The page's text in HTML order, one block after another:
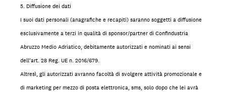
5. Diffusione dei dati
I suoi dati personali (anagrafiche e recapiti) saranno soggetti a diffusione
esclusivamente a terzi in qualità di sponsor/partner di Confindustria
Abruzzo Medio Adriatico, debitamente autorizzati e nominati ai sensi
dell’art. 28 Reg. UE n. 2016/679.
Altresì, gli autorizzati avranno facoltà di svolgere attività promozionale e
di marketing per mezzo di posta elettronica, sms, solo dopo che lei avrà